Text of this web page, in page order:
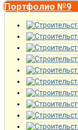
Портфолио №9